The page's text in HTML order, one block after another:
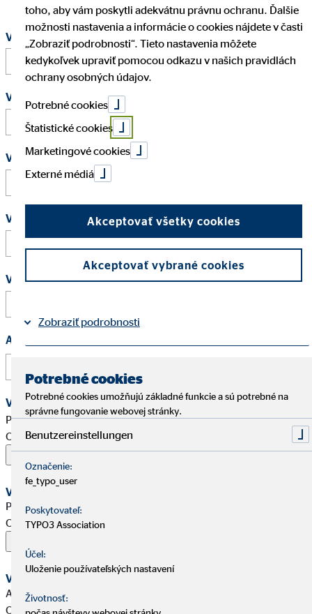
Vaše meno
Vaše priezvisko
Vaša e-mailová adresa*
Váš najskorší možný dátum začatia*
Vaše požadovaný plat (v € ročne)*
Aplikujte ako
Vaše podklady uchádzača
Povolené formáty: PDF, Word, ZIP, OpenOffice,
OpenDocument, JPG, PNG, BMP | Maximálne 20 MB
Váš životopis
Povolené formáty: PDF, Word, ZIP, OpenOffice,
OpenDocument, JPG, PNG, BMP | Maximálne 20 MB
Vaše referencie
Allowed formats: PDF, Word, ZIP, OpenOffice,
OpenDocument, JPG, PNG, BMP | Maximum 20 MB
toho, aby vám poskytli adekvátnu právnu ochranu. Ďalšie
možnosti nastavenia a informácie o cookies nájdete v časti
„Zobraziť podrobnosti“. Tieto nastavenia môžete
kedykoľvek upraviť pomocou odkazu v našich pravidlách
ochrany osobných údajov.
Potrebné cookies
Štatistické cookies
Marketingové cookies
Externé médiá
Akceptovať všetky cookies
Akceptovať vybrané cookies
Zobraziť podrobnosti
Potrebné cookies
Potrebné cookies umožňujú základné funkcie a sú potrebné na
správne fungovanie webovej stránky.
Benutzereinstellungen
Označenie:
fe_typo_user
Poskytovateľ:
TYPO3 Association
Účel:
Uloženie používateľských nastavení
Životnosť: